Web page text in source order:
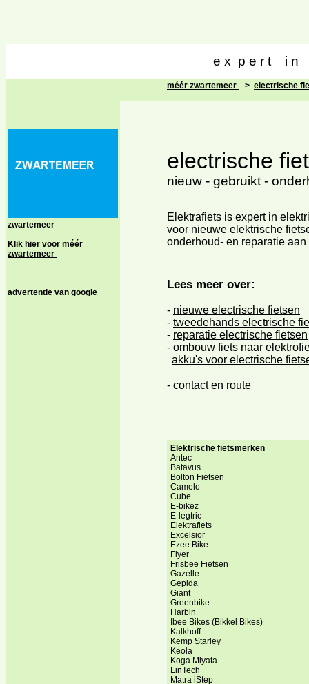
e x p e r t i n
zwartemeer
Klik hier voor méér
zwartemeer
advertentie van google
méér zwartemeer > electrische
electrische
nieuw - gebruikt -
Elektrafiets is expert in
voor nieuwe elektrische
onderhoud- en reparatie
Lees meer over:
- nieuwe electrische fietsen
- tweedehands electrische
- reparatie electrische fietsen
- ombouw fiets naar
- akku's voor electrische
- contact en route
Elektrische fietsmerken
Antec
Batavus
Bolton Fietsen
Camelo
Cube
E-bikez
E-legtric
Elektrafiets
Excelsior
Ezee Bike
Flyer
Frisbee Fietsen
Gazelle
Gepida
Giant
Greenbike
Harbin
Ibee Bikes (Bikkel Bikes)
Kalkhoff
Kemp Starley
Keola
Koga Miyata
LinTech
Matra iStep